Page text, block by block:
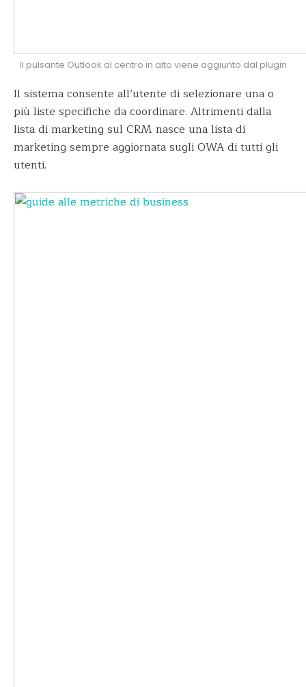
Il pulsante Outlook al centro in alto viene aggiunto dal plugin
Il sistema consente all’utente di selezionare una o
più liste specifiche da coordinare. Altrimenti dalla
lista di marketing sul CRM nasce una lista di
marketing sempre aggiornata sugli OWA di tutti gli
utenti.